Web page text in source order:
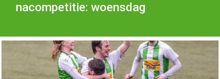
nacompetitie: woensdag